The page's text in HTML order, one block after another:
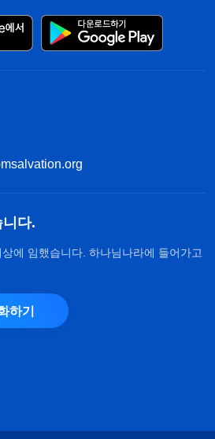
다.
에 임했습니다. 하나님나라에 들어가고
하기